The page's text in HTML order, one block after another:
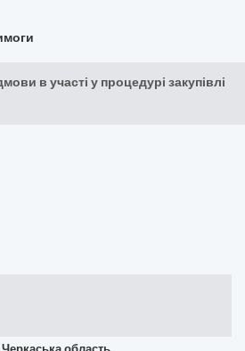
в участі у процедурі закупівлі